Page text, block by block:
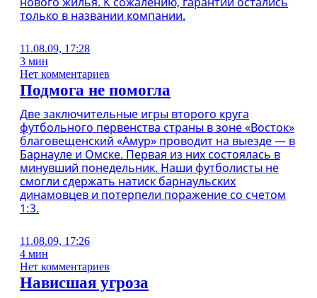
только в названии компании.
11.08.09, 17:28
3 мин
Нет комментариев
Подмога не помогла
Две заключительные игры второго круга
футбольного первенства страны в зоне «Восток»
благовещенский «Амур» проводит на выезде — в
Барнауле и Омске. Первая из них состоялась в
минувший понедельник. Наши футболисты не
смогли сдержать натиск барнаульских
динамовцев и потерпели поражение со счетом
1:3.
11.08.09, 17:26
4 мин
Нет комментариев
Нависшая угроза